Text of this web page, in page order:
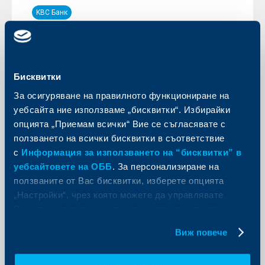
Бисквитки
За осигуряване на правилното функциониране на
уебсайта ние използваме „бисквитки“. Избирайки
опцията „Приемам всички“ Вие се съгласявате с
ползването на всички бисквитки в съответствие
с Информация за използването на “бисквитки” в
уебсайтовете на ОББ. За персонализиране на
ползваните от Вас бисквитки, изберете опцията
„Настройки“, чрез която можете да управлявате
Виж повече
KBC Банк
С подкрепата на “Избери, за да
предаватели
12 януари 2017
Дарителската кампания на Райфайзенбанк
“Избери, за да помогнеш” 2016 г. набра над 3 000 лв.
в подкрепа на проекта на Сдружение „Здраве-
Експортът и потреблението